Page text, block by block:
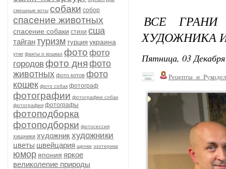
смешные коты собаки собор
спасение животных
спасение собаки стихи сша
тайгантуризм турция украина
утки факты о кошках фото фото
городовфото дня фото
животных фото котов фото
кошек фото собак фотограф
фотографии фотографии собак
фотография фотографы
фотоподборка
фотоподборки фотосессия
хищники художникхудожники
цветы швейцария щенки эзотерика
юмор япония яркое
великолепие природы
ВСЕ ГРАНИ
ХУДОЖНИКА
Пятница, 03